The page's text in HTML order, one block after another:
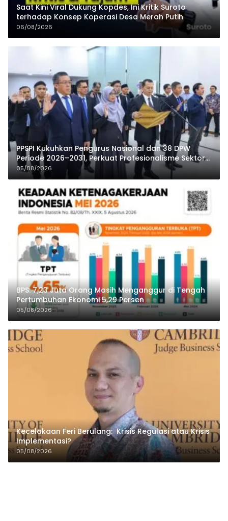
Saat Kini Viral Dukung Kopdes, Ini Kritik Suroto
terhadap Konsep Koperasi Desa Merah Putih
06/08/2026
PPSPI Kukuhkan Pengurus Nasional dan 38 DPW
Periode 2026–2031, Perkuat Profesionalisme Sektor
Publik
05/08/2026
BPS: 7,23 Juta Orang Masih Menganggur di Tengah
Pertumbuhan Ekonomi 5,29 Persen
05/08/2026
Kecelakaan Feri Berulang: Krisis Regulasi atau Krisis
Implementasi?
05/08/2026